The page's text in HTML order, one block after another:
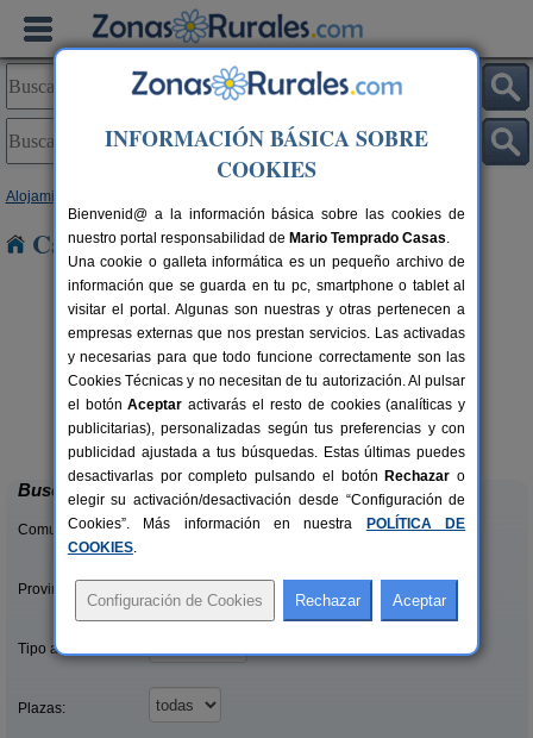
Alojamientos
Casas Rurales cerca de Nuin
6+2 pers.
desde20 €
Bordaberri
Ciáurriz (Navarra)
Buscar
Comunidades:
Provincias/Islas:
Tipo alquiler:
Plazas:
INFORMACIÓN BÁSICA SOBRE
COOKIES
Bienvenid@ a la información básica sobre las cookies de
nuestro portal responsabilidad de Mario Temprado Casas.
Una cookie o galleta informática es un pequeño archivo de
información que se guarda en tu pc, smartphone o tablet al
visitar el portal. Algunas son nuestras y otras pertenecen a
empresas externas que nos prestan servicios. Las activadas
y necesarias para que todo funcione correctamente son las
Cookies Técnicas y no necesitan de tu autorización. Al pulsar
el botónAceptar activarás el resto de cookies (analíticas y
publicitarias), personalizadas según tus preferencias y con
publicidad ajustada a tus búsquedas. Estas últimas puedes
desactivarlas por completo pulsando el botón Rechazar o
elegir su activación/desactivación desde “Configuración de
Cookies”. Más información en nuestra
POLÍTICA DE
COOKIES.